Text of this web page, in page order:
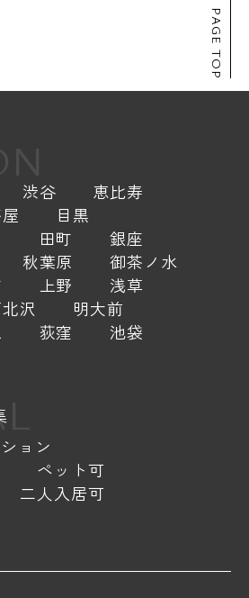
PAGE TOP
渋谷
恵比寿
目黒
田町
銀座
秋葉原
御茶ノ水
上野
浅草
沢
明大前
荻窪
池袋
ョン
ペット可
二人入居可